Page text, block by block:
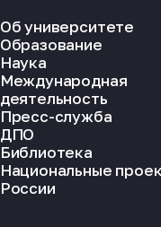
Об университете
Образование
Наука
Международная
деятельность
Пресс-служба
ДПО
Библиотека
Национальные
России